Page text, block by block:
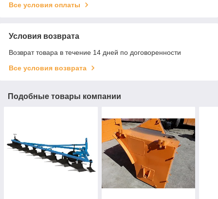
Все условия оплаты
Условия возврата
Возврат товара в течение 14 дней по договоренности
Все условия возврата
Подобные товары компании